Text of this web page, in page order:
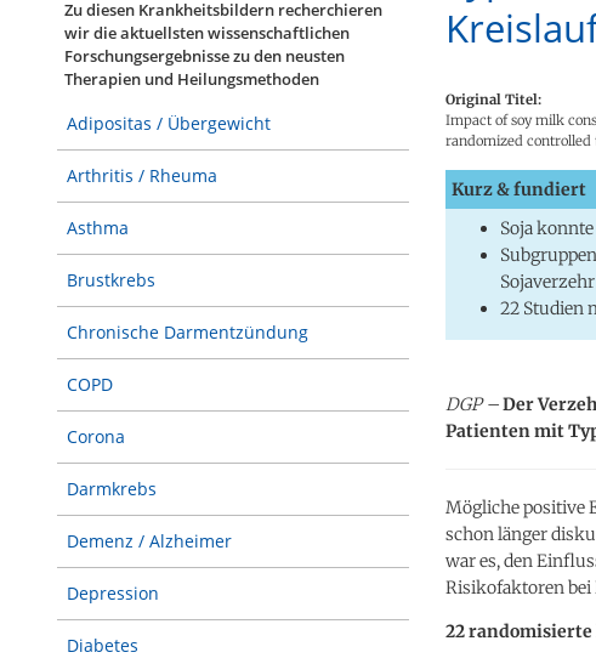
Zu diesen Krankheitsbildern recherchieren
wir die aktuellsten wissenschaftlichen
Forschungs­ergebnisse zu den neusten
Therapien und Heilungsmethoden
Adipositas / Übergewicht
Arthritis / Rheuma
Asthma
Brustkrebs
Chronische Darmentzündung
COPD
Corona
Darmkrebs
Demenz / Alzheimer
Depression
Diabetes
Original Titel:
Impact of soy milk
randomized controlled
Kurz & fundiert
Soja
Sojaverzehr
22 Studien
DGP –Der
Patienten mit
Mögliche positive
schon länger
war es, den
Risikofaktoren bei
22